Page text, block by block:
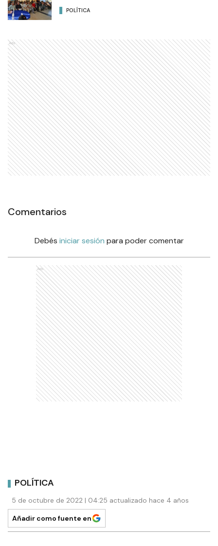
POLÍTICA
Ads
Comentarios
Debés iniciar sesión para poder comentar
Ads
POLÍTICA
5 de octubre de 2022 | 04:25 actualizado hace 4 años
Añadir como fuente en